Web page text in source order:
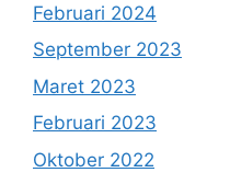
Februari 2024
September 2023
Maret 2023
Februari 2023
Oktober 2022